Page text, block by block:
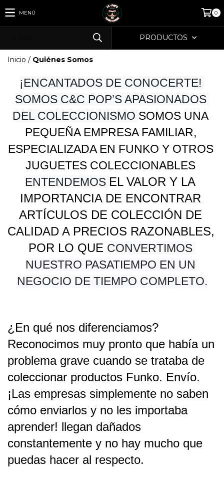
MENÚ 0
PRODUCTOS
Inicio / Quiénes Somos
¡ENCANTADOS DE CONOCERTE!
SOMOS C&C POP’S APASIONADOS
DEL COLECCIONISMO SOMOS UNA
PEQUEÑA EMPRESA FAMILIAR,
ESPECIALIZADA EN FUNKO Y OTROS
ENTENDEMOS EL VALOR Y LA
IMPORTANCIA DE ENCONTRAR
ARTÍCULOS DE COLECCIÓN DE
CALIDAD A PRECIOS RAZONABLES,
POR LO QUE CONVERTIMOS
NUESTRO PASATIEMPO EN UN
NEGOCIO DE TIEMPO COMPLETO.
¿En qué nos diferenciamos?
Reconocimos muy pronto que había un
problema grave cuando se trataba de
coleccionar productos Funko. Envío.
¡Las empresas simplemente no saben
cómo enviarlos y no les importaba
aprender! llegan dañados
constantemente y no hay mucho que
puedas hacer al respecto.